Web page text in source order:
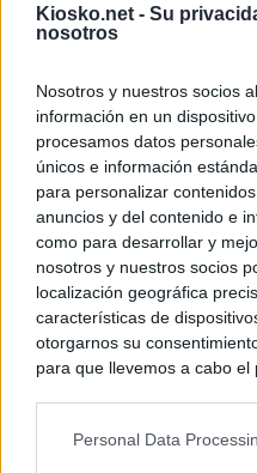
Kiosko.net - Su
nosotros
Nosotros y nuestros socios
información en un
procesamos datos
únicos e información
para personalizar
anuncios y del contenido e
como para desarrollar y
nosotros y nuestros socios
localización geográfica
características de
otorgarnos su
para que llevemos a cabo
negar su consentimiento.
Personal Data